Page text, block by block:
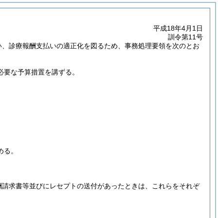
平成18年4月1日
訓令第11号
診療報酬支払いの適正化を図るため、事務処理要領を次のとお
な予算措置を講ずる。
。
求書等並びにレセプトの送付があったときは、これらをそれぞ